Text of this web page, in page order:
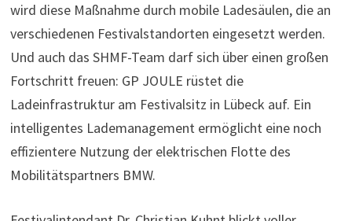
wird diese Maßnahme durch mobile Ladesäulen, die an
verschiedenen Festivalstandorten eingesetzt werden.
Und auch das SHMF-Team darf sich über einen großen
Fortschritt freuen: GP JOULE rüstet die
Ladeinfrastruktur am Festivalsitz in Lübeck auf. Ein
intelligentes Lademanagement ermöglicht eine noch
effizientere Nutzung der elektrischen Flotte des
Mobilitätspartners BMW.